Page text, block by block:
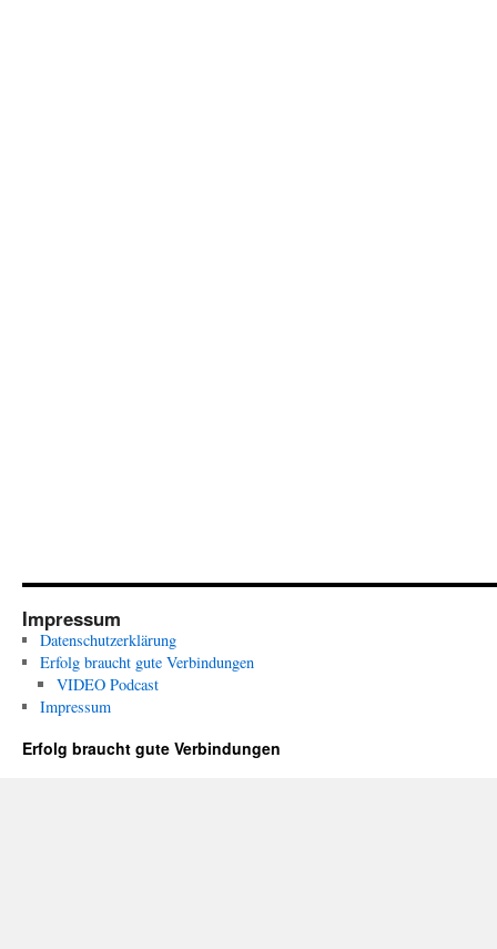
Impressum
Datenschutzerklärung
Erfolg braucht gute Verbindungen
VIDEO Podcast
Impressum
Erfolg braucht gute Verbindungen